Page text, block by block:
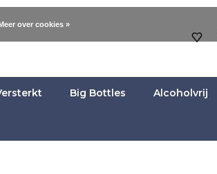
Big Bottles Alcoholvrij
over cookies »